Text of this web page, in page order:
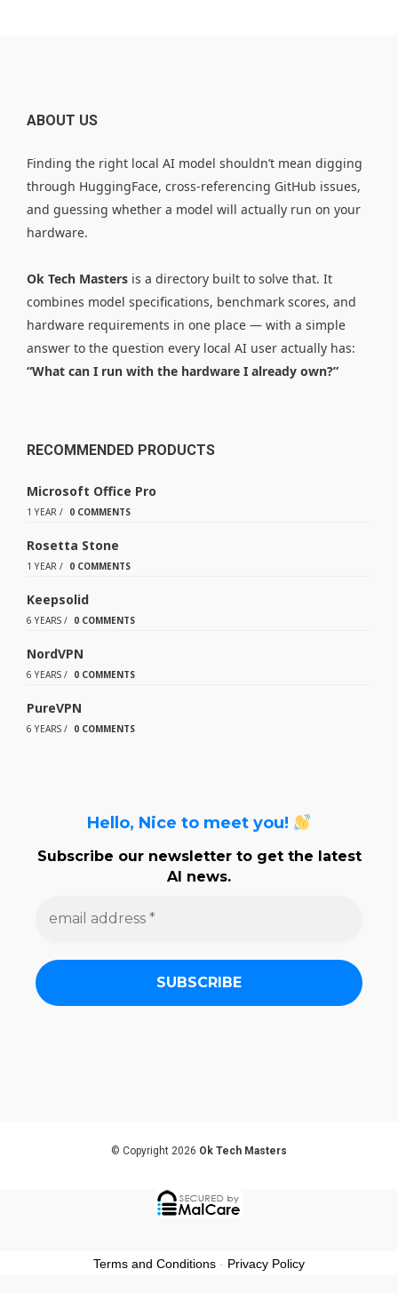
ABOUT US
Finding the right local AI model shouldn’t mean digging
through HuggingFace, cross-referencing GitHub issues,
and guessing whether a model will actually run on your
hardware.
Ok Tech Masters is a directory built to solve that. It
combines model specifications, benchmark scores, and
hardware requirements in one place — with a simple
answer to the question every local AI user actually has:
“What can I run with the hardware I already own?”
RECOMMENDED PRODUCTS
Microsoft Office Pro
1 YEAR / 0 COMMENTS
Rosetta Stone
1 YEAR / 0 COMMENTS
Keepsolid
6 YEARS / 0 COMMENTS
NordVPN
6 YEARS / 0 COMMENTS
PureVPN
6 YEARS / 0 COMMENTS
Hello, Nice to meet you!
Subscribe our newsletter to get the latest
AI news.
a
d
© Copyright 2026 Ok Tech Masters
Terms and Conditions - Privacy Policy